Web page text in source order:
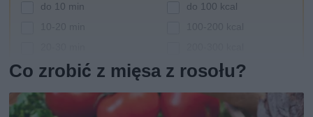
Co zrobić z mięsa z rosołu?
k
a
do 10 min
30-60 min
do 100 kcal
300-400 kcal
powyżej 500 kcal